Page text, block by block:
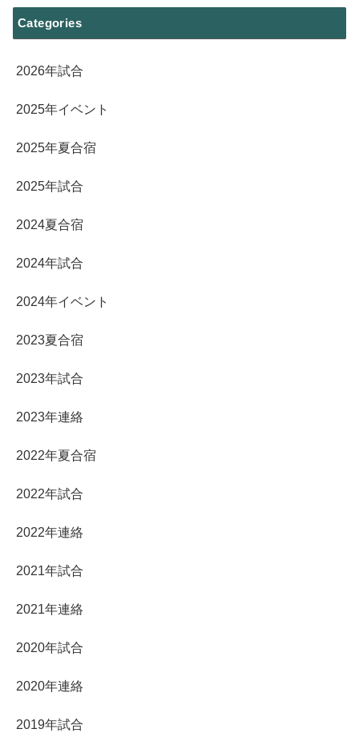
Categories
2026年試合
2025年イベント
2025年夏合宿
2025年試合
2024夏合宿
2024年試合
2024年イベント
2023夏合宿
2023年試合
2023年連絡
2022年夏合宿
2022年試合
2022年連絡
2021年試合
2021年連絡
2020年試合
2020年連絡
2019年試合